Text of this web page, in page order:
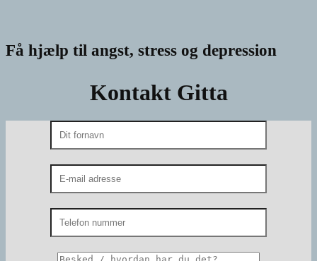
Få hjælp til angst, stress og depression
Kontakt Gitta